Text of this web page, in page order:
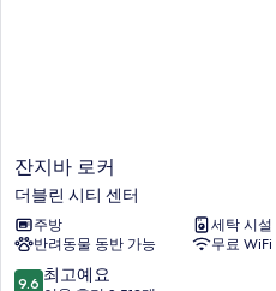
잔
지
바
로
커
더
잔지바 로커
더블린 시티 센터
주방
세탁 시설
반려동물 동반 가능
무료 WiFi
10
9.6 최고예요